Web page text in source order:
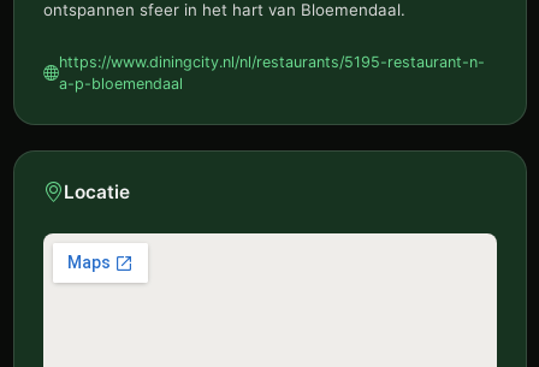
ontspannen sfeer in het hart van Bloemendaal.
https://www.diningcity.nl/nl/restaurants/5195-restaurant-n-
a-p-bloemendaal
Locatie